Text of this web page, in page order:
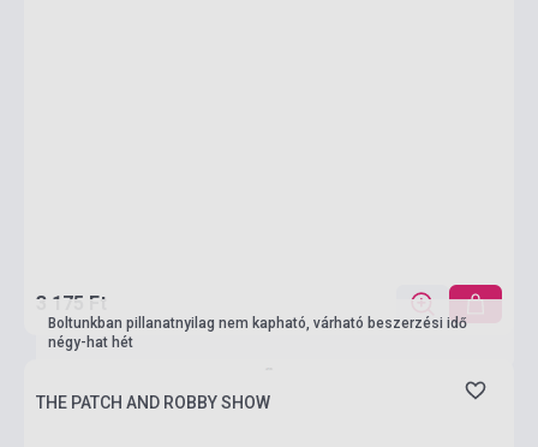
3 175 Ft
Boltunkban pillanatnyilag nem kapható, várható beszerzési idő
négy-hat hét
THE PATCH AND ROBBY SHOW